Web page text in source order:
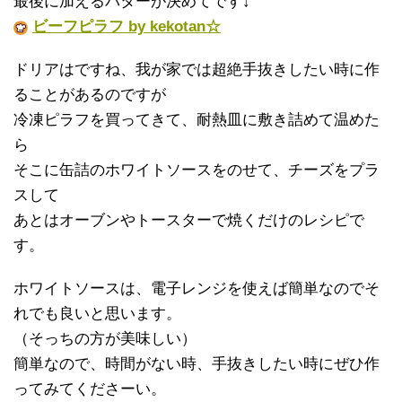
ビーフピラフ by kekotan☆
ドリアはですね、我が家では超絶手抜きしたい時に作
ることがあるのですが
冷凍ピラフを買ってきて、耐熱皿に敷き詰めて温めた
ら
そこに缶詰のホワイトソースをのせて、チーズをプラ
スして
あとはオーブンやトースターで焼くだけのレシピで
す。
ホワイトソースは、電子レンジを使えば簡単なのでそ
れでも良いと思います。
（そっちの方が美味しい）
簡単なので、時間がない時、手抜きしたい時にぜひ作
ってみてくださーい。